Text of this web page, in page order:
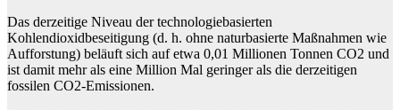
Das derzeitige Niveau der technologiebasierten
Kohlendioxidbeseitigung (d. h. ohne naturbasierte Maßnahmen wie
Aufforstung) beläuft sich auf etwa 0,01 Millionen Tonnen CO2 und
ist damit mehr als eine Million Mal geringer als die derzeitigen
fossilen CO2-Emissionen.